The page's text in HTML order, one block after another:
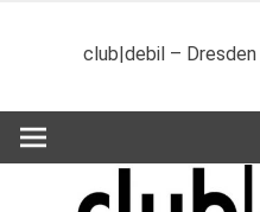
club|debil –